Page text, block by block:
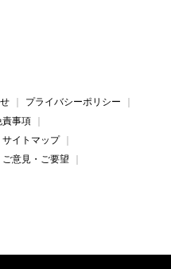
プライバシーポリシー
責事項
サイトマップ
ご意見・ご要望